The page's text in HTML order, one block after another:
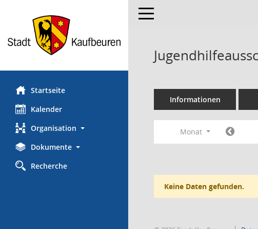
Startseite
Kalender
Organisation
Dokumente
Recherche
Toggle navigation
Informationen
Monat
Keine Daten gefunden.